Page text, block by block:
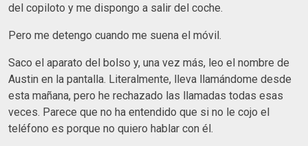
del copiloto y me dispongo a salir del coche.
Pero me detengo cuando me suena el móvil.
Saco el aparato del bolso y, una vez más, leo el nombre de
Austin en la pantalla. Literalmente, lleva llamándome desde
esta mañana, pero he rechazado las llamadas todas esas
veces. Parece que no ha entendido que si no le cojo el
teléfono es porque no quiero hablar con él.